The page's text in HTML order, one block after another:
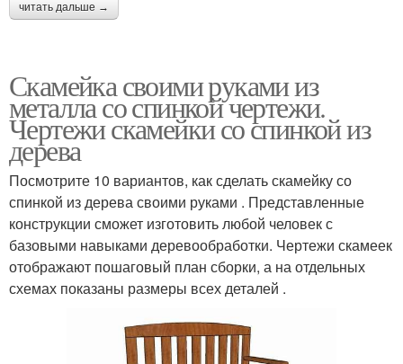
читать дальше →
Скамейка своими руками из
металла со спинкой чертежи.
Чертежи скамейки со спинкой из
дерева
Посмотрите 10 вариантов, как сделать скамейку со
спинкой из дерева своими руками . Представленные
конструкции сможет изготовить любой человек с
базовыми навыками деревообработки. Чертежи скамеек
отображают пошаговый план сборки, а на отдельных
схемах показаны размеры всех деталей .